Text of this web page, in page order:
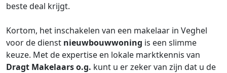
beste deal krijgt.
Kortom, het inschakelen van een makelaar in Veghel
voor de dienst nieuwbouwwoning is een slimme
keuze. Met de expertise en lokale marktkennis van
Dragt Makelaars o.g. kunt u er zeker van zijn dat u de